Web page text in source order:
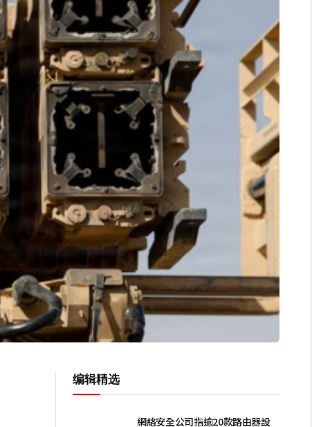
编辑精选
網絡安全公司指逾20款路由器設